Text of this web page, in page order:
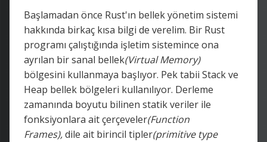
Başlamadan önce Rust'ın bellek yönetim sistemi
hakkında birkaç kısa bilgi de verelim. Bir Rust
programı çalıştığında işletim sistemince ona
ayrılan bir sanal bellek(Virtual Memory)
bölgesini kullanmaya başlıyor. Pek tabii Stack ve
Heap bellek bölgeleri kullanılıyor. Derleme
zamanında boyutu bilinen statik veriler ile
fonksiyonlara ait çerçeveler(Function
Frames),dile ait birincil tipler(primitive type